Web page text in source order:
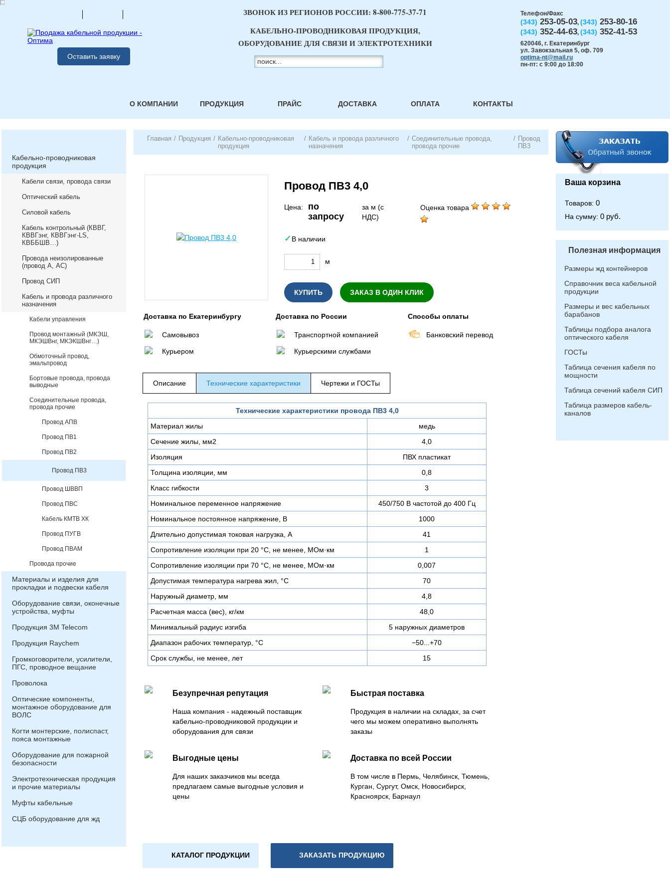
Оставить заявку
Телефон/Факс
(343) 253-05-03, (343) 253-80-16
(343) 352-44-63, (343) 352-41-53
620046, г. Екатеринбург
ул. Завокзальная 5, оф. 709
optima-nt@mail.ru
пн-пт: с 9:00 до 18:00
ЗВОНОК ИЗ РЕГИОНОВ РОССИИ: 8-800-775-37-71
КАБЕЛЬНО-ПРОВОДНИКОВАЯ ПРОДУКЦИЯ,
ОБОРУДОВАНИЕ ДЛЯ СВЯЗИ И ЭЛЕКТРОТЕХНИКИ
О КОМПАНИИ ПРОДУКЦИЯ ПРАЙС ДОСТАВКА ОПЛАТА КОНТАКТЫ
Кабельно-проводниковая
продукция
Кабели связи, провода связи
Оптический кабель
Силовой кабель
Кабель контрольный (КВВГ,
КВВГэнг, КВВГэнг-LS,
КВББШВ…)
Провода неизолированные
(провод А, АС)
Провод СИП
Кабель и провода различного
назначения
Кабели управления
Провод монтажный (МКЭШ,
МКЭШВнг, МКЭКШВнг…)
Обмоточный провод,
эмальпровод
Бортовые провода, провода
выводные
Соединительные провода,
провода прочие
Провод АПВ
Провод ПВ1
Провод ПВ2
Провод ПВ3
Провод ШВВП
Провод ПВС
Кабель КМТВ ХК
Провод ПУГВ
Провод ПВАМ
Провода прочие
Материалы и изделия для
прокладки и подвески кабеля
Оборудование связи, оконечные
устройства, муфты
Продукция 3М Telecom
Продукция Raychem
Громкоговорители, усилители,
ПГС, проводное вещание
Проволока
Оптические компоненты,
монтажное оборудование для
ВОЛС
Когти монтерские, полиспаст,
пояса монтажные
Оборудование для пожарной
безопасности
Электротехническая продукция
и прочие материалы
Муфты кабельные
СЦБ оборудование для жд
Главная / Продукция / Кабельно-проводниковая
продукция
/ Кабель и провода различного
назначения
/ Соединительные провода,
провода прочие
/ Провод
ПВ3
Провод ПВ3 4,0
Цена:
по
запросу
за м (с
НДС)
Оценка товара
В наличии
м
КУПИТЬ ЗАКАЗ В ОДИН КЛИК
Доставка по Екатеринбургу
Самовывоз
Курьером
Доставка по России
Транспортной компанией
Курьерскими службами
Способы оплаты
Банковский перевод
Описание Технические характеристики Чертежи и ГОСТы
Технические характеристики провода ПВ3 4,0
Материал жилы
медь
Сечение жилы, мм2
4,0
Изоляция
ПВХ пластикат
Толщина изоляции, мм
0,8
Класс гибкости
3
Номинальное переменное напряжение
450/750 В частотой до 400 Гц
Номинальное постоянное напряжение, В
1000
Длительно допустимая токовая нагрузка, А
41
Сопротивление изоляции при 20 °С, не менее, МОм·км
1
Сопротивление изоляции при 70 °С, не менее, МОм·км
0,007
Допустимая температура нагрева жил, °C
70
Наружный диаметр, мм
4,8
Расчетная масса (вес), кг/км
48,0
Минимальный радиус изгиба
5 наружных диаметров
Диапазон рабочих температур, °C
−50...+70
Срок службы, не менее, лет
15
Безупречная репутация
Наша компания - надежный поставщик
кабельно-проводниковой продукции и
оборудования для связи
Быстрая поставка
Продукция в наличии на складах, за счет
чего мы можем оперативно выполнять
заказы
Выгодные цены
Для наших заказчиков мы всегда
предлагаем самые выгодные условия и
цены
Доставка по всей России
В том числе в Пермь, Челябинск, Тюмень,
Курган, Сургут, Омск, Новосибирск,
Красноярск, Барнаул
КАТАЛОГ ПРОДУКЦИИ ЗАКАЗАТЬ ПРОДУКЦИЮ
Ваша корзина
Товаров: 0
На сумму: 0 руб.
Полезная информация
Размеры жд контейнеров
Справочник веса кабельной
продукции
Размеры и вес кабельных
барабанов
Таблицы подбора аналога
оптического кабеля
ГОСТы
Таблица сечения кабеля по
мощности
Таблица сечений кабеля СИП
Таблица размеров кабель-
каналов